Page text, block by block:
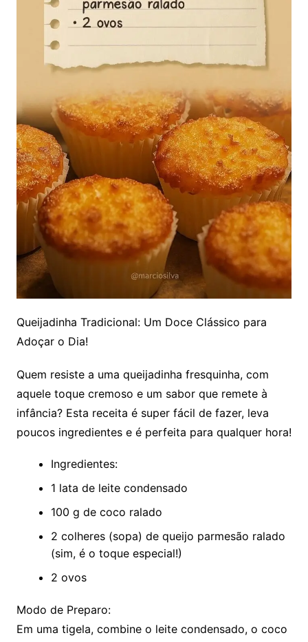
Queijadinha Tradicional: Um Doce Clássico para
Adoçar o Dia!
Quem resiste a uma queijadinha fresquinha, com
aquele toque cremoso e um sabor que remete à
infância? Esta receita é super fácil de fazer, leva
poucos ingredientes e é perfeita para qualquer hora!
Ingredientes:
1 lata de leite condensado
100 g de coco ralado
2 colheres (sopa) de queijo parmesão ralado
(sim, é o toque especial!)
2 ovos
Modo de Preparo:
Em uma tigela, combine o leite condensado, o coco